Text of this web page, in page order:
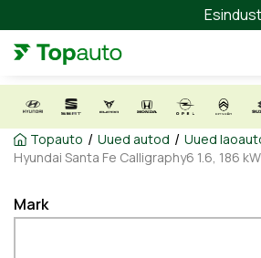
Topauto / Uued autod / Uued
Hyundai Santa Fe Calligraphy6 1.6, 186 kW
Mark